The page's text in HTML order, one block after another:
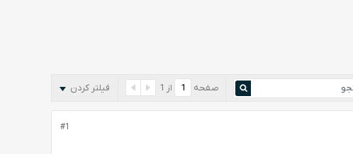
صفحه از 1 فیلتر کردن
#1